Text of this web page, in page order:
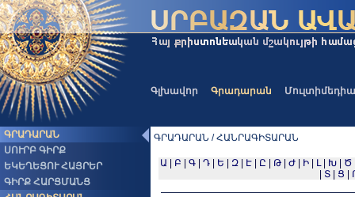
Գլխավոր Գրադարան Մուլտիմեդիա
ԳՐԱԴԱՐԱՆ
ՍՈՒՐԲ ԳԻՐՔ
ԵԿԵՂԵՑՈՒ ՀԱՅՐԵՐ
ԳԻՐՔ ՀԱՐՑՄԱՆՑ
ԳՐԱԴԱՐԱՆ / ՀԱՆՐԱԳԻՏԱՐԱՆ
Ա Բ Գ| Դ| Ե Զ| Է| Ը Թ| Ժ| Ի| Լ| Խ| Ծ
Տ Ց